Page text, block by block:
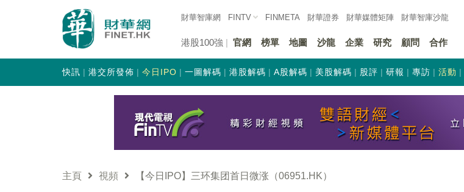
財華智庫網 FINTV FINMETA 財華證券 財華媒體矩陣 財華智庫沙龍
港股100強 官網 榜單 地圖 沙龍 企業 研究 顧問 合作
快訊 港交所發佈 今日IPO 一圖解碼 港股解碼 A股解碼 美股解碼 股評 研報 專訪 活動
主頁 視頻 【今日IPO】三环集团首日微涨（06951.HK）